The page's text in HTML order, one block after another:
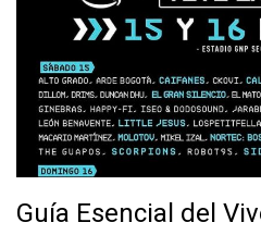
Guía Esencial del